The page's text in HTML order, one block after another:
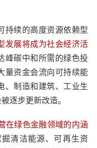
持续的高度资源依赖型
发展将成为社会经济活
峰碳中和所需的绿色投
量资金会流向可持续能
、制造和建筑、工业生
逐步更新改造。
在绿色金融领域的内涵
清洁能源、可再生资